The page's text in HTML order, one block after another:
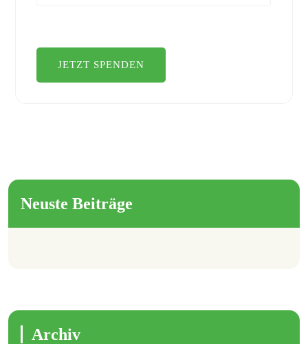
Neuste Beiträge
Archiv